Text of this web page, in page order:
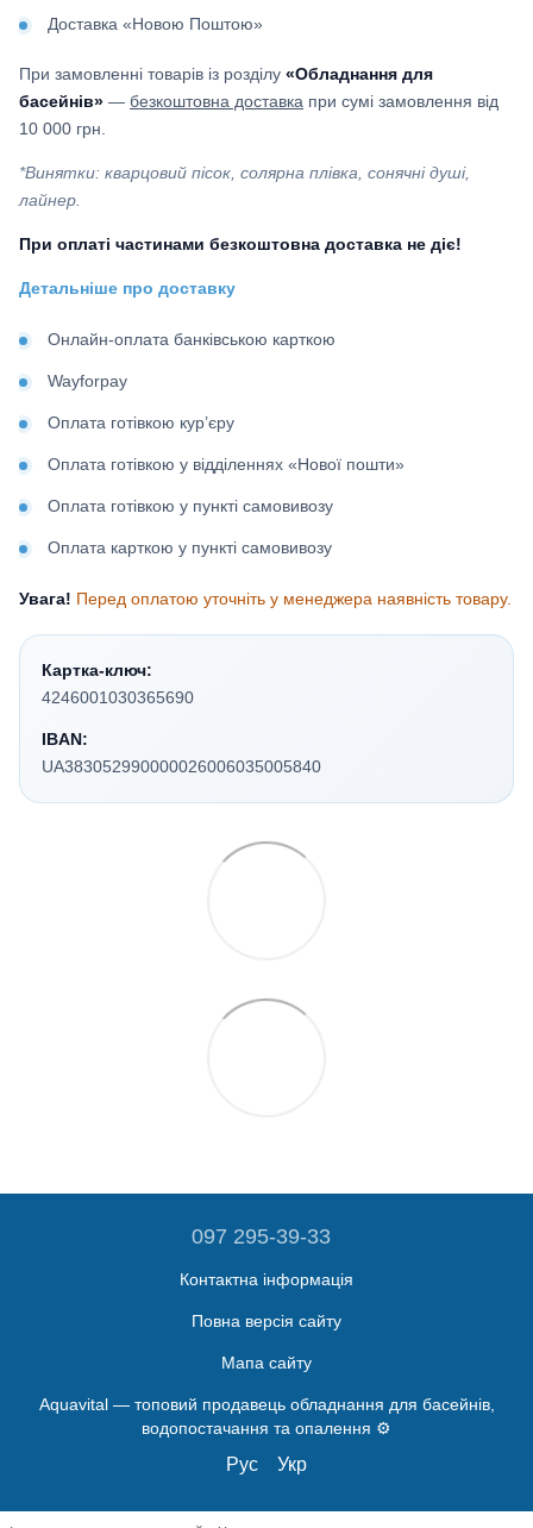
Доставка «Новою Поштою»
При замовленні товарів із розділу «Обладнання для
басейнів» — безкоштовна доставка при сумі замовлення від
10 000 грн.
*Винятки: кварцовий пісок, солярна плівка, сонячні душі,
лайнер.
При оплаті частинами безкоштовна доставка не діє!
Детальніше про доставку
Онлайн-оплата банківською карткою
Wayforpay
Оплата готівкою кур’єру
Оплата готівкою у відділеннях «Нової пошти»
Оплата готівкою у пункті самовивозу
Оплата карткою у пункті самовивозу
Увага! Перед оплатою уточніть у менеджера наявність товару.
Картка-ключ:
4246001030365690
IBAN:
UA383052990000026006035005840
097 295-39-33
Контактна інформація
Повна версія сайту
Мапа сайту
Aquavital — топовий продавець обладнання для басейнів,
водопостачання та опалення ⚙️
Рус Укр